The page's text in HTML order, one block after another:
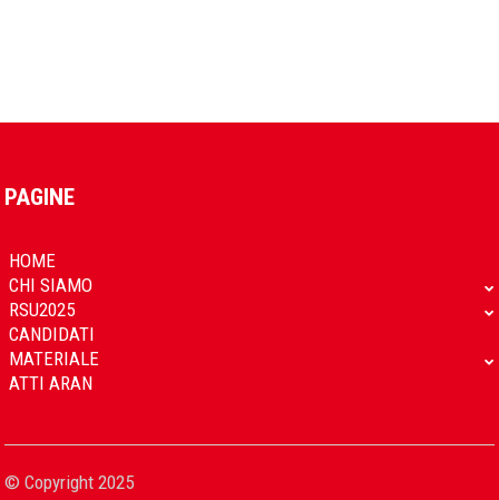
PAGINE
HOME
CHI SIAMO
RSU2025
CANDIDATI
MATERIALE
ATTI ARAN
© Copyright 2025